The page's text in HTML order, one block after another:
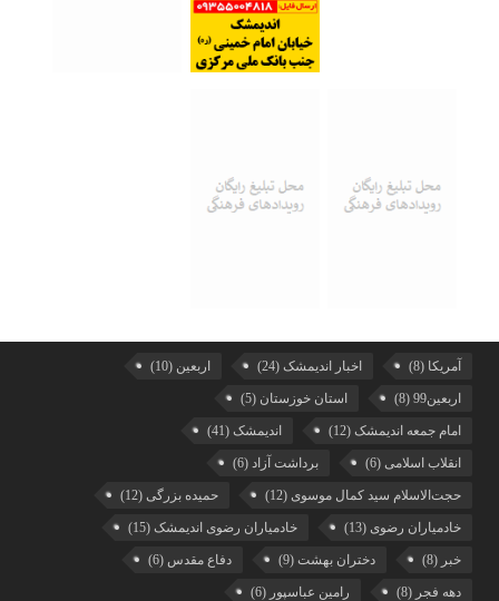
آمریکا (8) اخبار اندیمشک (24) اربعین (10)
اربعین99 (8) استان خوزستان (5)
امام جمعه اندیمشک (12) اندیمشک (41)
انقلاب اسلامی (6) برداشت آزاد (6)
حجت‌الاسلام سید کمال موسوی (12) حمیده بزرگی (12)
خادمیاران رضوی (13) خادمیاران رضوی اندیمشک (15)
خبر (8) دختران بهشت (9) دفاع مقدس (6)
دهه فجر (8) رامین عباسپور (6)